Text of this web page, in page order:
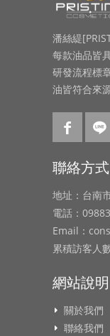
潘絲緹
每款油品皆
研發流程標
油皆符合來
聯絡方式
地址：台南
電話：
Email：
累積訪客人
網站說明
關於我們
聯絡我們